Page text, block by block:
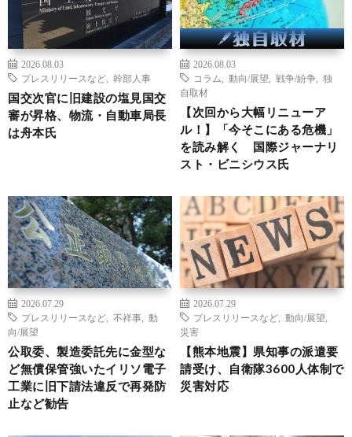
2026.08.03
プレスリリースなど
幹部人事
国交次官に旧建設の塩見国交
審が昇格、物流・自動車局長
は舟本氏
2026.08.03
コラム
動向/展望 戦争/紛争
独
自取材
【次回から大幅リニューア
ル！】「今そこにある危機」
を読み解く 国際ジャーナリ
スト・ビニシウス氏
2026.07.29
プレスリリースなど
不祥事
動
向/展望
公取委、製造委託先に金型な
ど無償保管強いたイリソ電子
工業に旧下請法違反で再発防
止など勧告
2026.07.29
プレスリリースなど
動向/展望
災害
【熊本地震】県知事の派遣要
請受け、自衛隊3600人体制で
災害対応